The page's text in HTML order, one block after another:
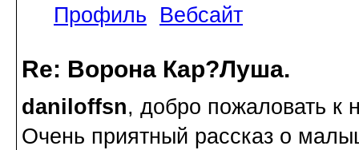
Профиль
Вебсайт
Re: Ворона Кар?Луша.
daniloffsn, добро пожаловать к
Очень приятный рассказ о